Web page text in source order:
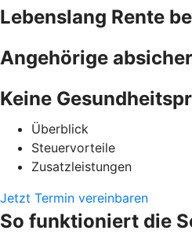
Lebenslang Rente
Angehörige
Keine
Überblick
Steuervorteile
Zusatzleistungen
Jetzt Termin vereinbaren
So funktioniert die